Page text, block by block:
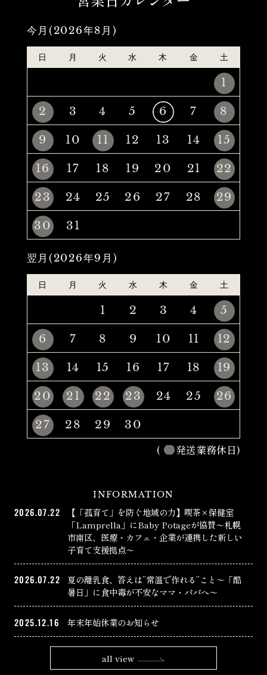
今月(2026年8月)
日 月 火 水 木 金 土
1
2
3 4 5 6 7
8
9
10 11 12 13 14
15
16
17 18 19 20 21
22
23
24 25 26 27 28
29
30
31
翌月(2026年9月)
日 月 火 水 木 金 土
1 2 3 4
5
6
7 8 9 10 11
12
13
14 15 16 17 18
19
20
21 22 23 24 25
26
27
28 29
30
(
発送業務休日)
INFORMATION
2026.07.22
【「孤育て」を防ぐ地域の力】喫茶×保健室
「Lamprella」にBaby Potageが協賛〜札幌
市南区、医療・カフェ・企業が連携した新しい
子育て支援拠点〜
2026.07.22
夏の離乳食、答えは”常温で作れる”こと〜「酷
暑日」に食中毒が不安なママ・パパへ〜
2025.12.16 年末年始休業のお知らせ
all view